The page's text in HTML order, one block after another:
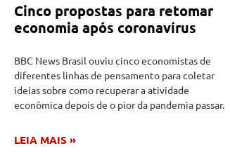
Cinco propostas para retomar
economia após coronavírus
BBC News Brasil ouviu cinco economistas de
diferentes linhas de pensamento para coletar
ideias sobre como recuperar a atividade
econômica depois de o pior da pandemia passar.
LEIA MAIS »